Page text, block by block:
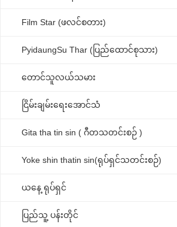
Film Star (ဖလင်စတား)
PyidaungSu Thar (ပြည်ထောင်စုသား)
တောင်သူလယ်သမား
ငြိမ်းချမ်းရေးအောင်သံ
Gita tha tin sin ( ဂီတသတင်းစဉ် )
Yoke shin thatin sin(ရုပ်ရှင်သတင်းစဉ်)
ယနေ့ ရုပ်ရှင်
ပြည်သူ့ ပန်းတိုင်